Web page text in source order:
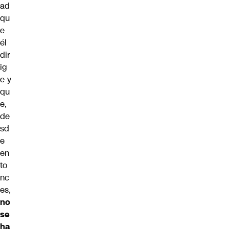
ad
qu
e
él
dir
ig
e y
qu
e,
de
sd
e
en
to
nc
es,
no
se